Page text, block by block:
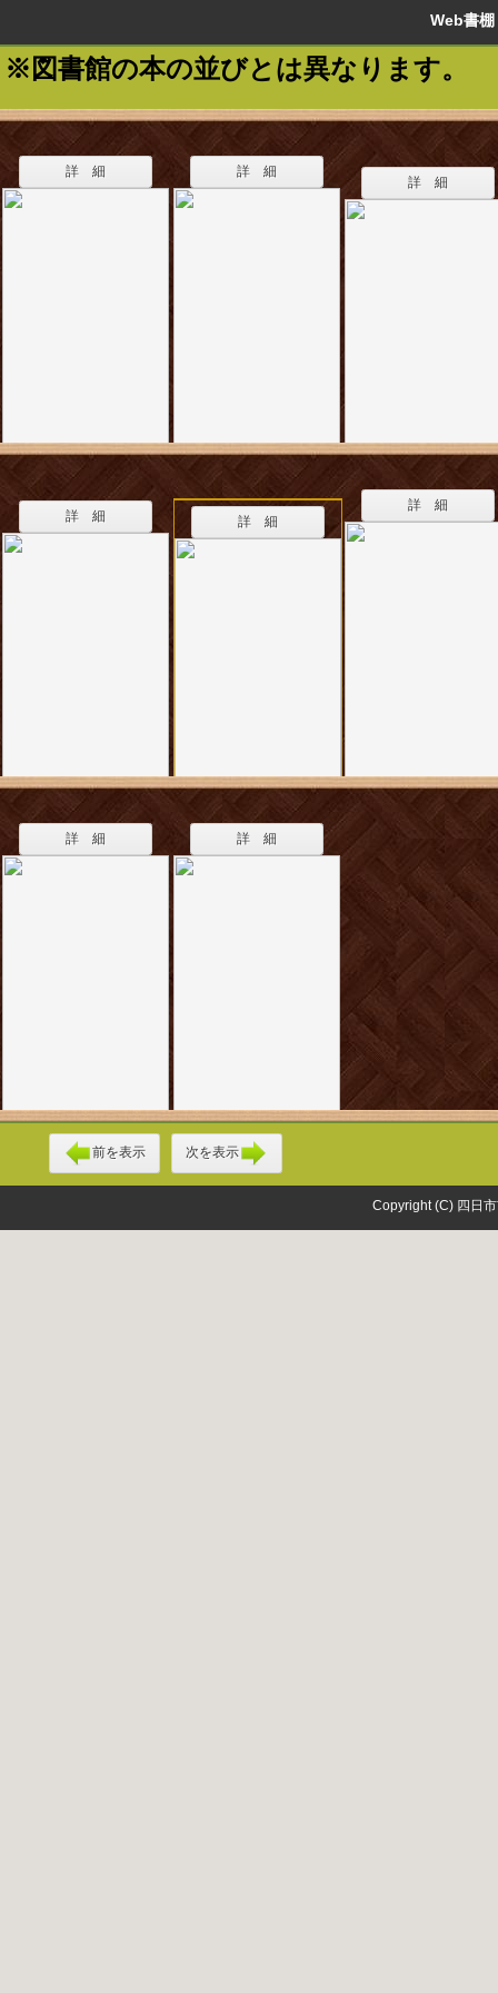
Web書
※図書館の本の並びとは異なります。
詳 細 詳 細
詳 細
詳 細 詳 細
詳 細
詳 細 詳 細
前を表示 次を表示
Copyright (C) 四日